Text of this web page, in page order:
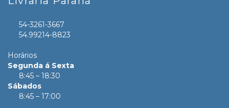
54-3261-3667
54.99214-8823
Horários
Segunda á Sexta
8:45 – 18:30
Sábados
8:45 – 17:00